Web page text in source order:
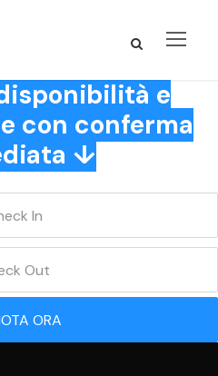
e
con conferma
↓
ORA